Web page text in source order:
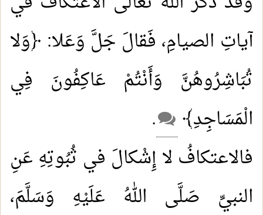
آياتِ الصيامِ، فَقالَ جَلَّ وَعَلا: ﴿وَلا
تُبَاشِرُوهُنَّ وَأَنْتُمْ عَاكِفُونَ فِي
الْمَسَاجِدِ﴾
.
فالاعتكافُ لا إِشْكالَ في ثُبُوتِهِ عَنِ
النبيِّ صَلَّى اللهُ عَلَيْهِ وَسَلَّمَ،